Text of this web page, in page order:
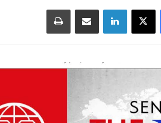
فيسبوك‫X لينكدإنمشاركة عبر البريد طباعة